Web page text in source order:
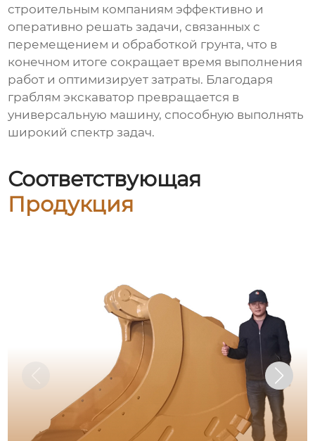
строительным компаниям эффективно и
оперативно решать задачи, связанных с
перемещением и обработкой грунта, что в
конечном итоге сокращает время выполнения
работ и оптимизирует затраты. Благодаря
граблям экскаватор превращается в
универсальную машину, способную выполнять
широкий спектр задач.
Соответствующая
Продукция